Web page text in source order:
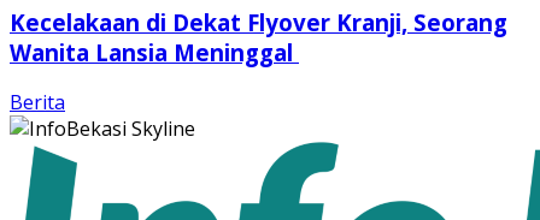
Kecelakaan di Dekat Flyover Kranji, Seorang
Wanita Lansia Meninggal
Berita